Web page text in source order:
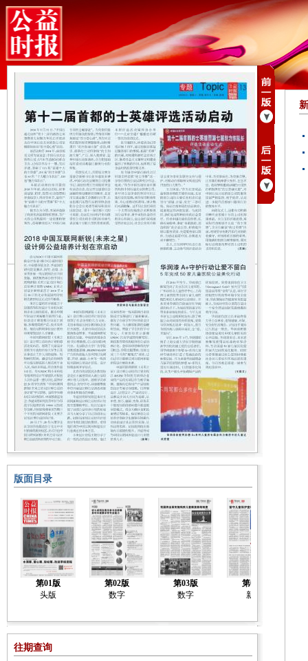
版面目录
第01版
头版
第02版
数字
第03版
数字
第04版
新闻
往期查询